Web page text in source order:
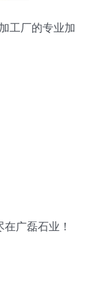
工厂的专业加
广磊石业！